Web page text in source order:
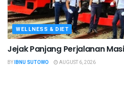
WELLNESS & DIET
Jejak Panjang Perjalanan
BYIBNU SUTOWO AUGUST 6, 2026